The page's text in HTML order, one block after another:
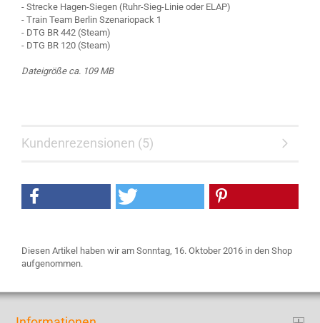
- Strecke Hagen-Siegen (Ruhr-Sieg-Linie oder ELAP)
- Train Team Berlin Szenariopack 1
- DTG BR 442 (Steam)
- DTG BR 120 (Steam)
Dateigröße ca. 109 MB
Kundenrezensionen (5)
Diesen Artikel haben wir am Sonntag, 16. Oktober 2016 in den Shop
aufgenommen.